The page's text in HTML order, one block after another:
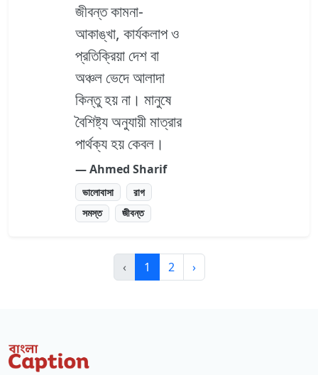
জীবন্ত কামনা-
আকাঙ্খা, কার্যকলাপ ও
প্রতিক্রিয়া দেশ বা
অঞ্চল ভেদে আলাদা
কিন্তু হয় না। মানুষে
বৈশিষ্ট্য অনুযায়ী মাত্রার
পার্থক্য হয় কেবল।
― Ahmed Sharif
ভালোবাসা
রাগ
সমস্ত
জীবন্ত
‹ 1 2 ›